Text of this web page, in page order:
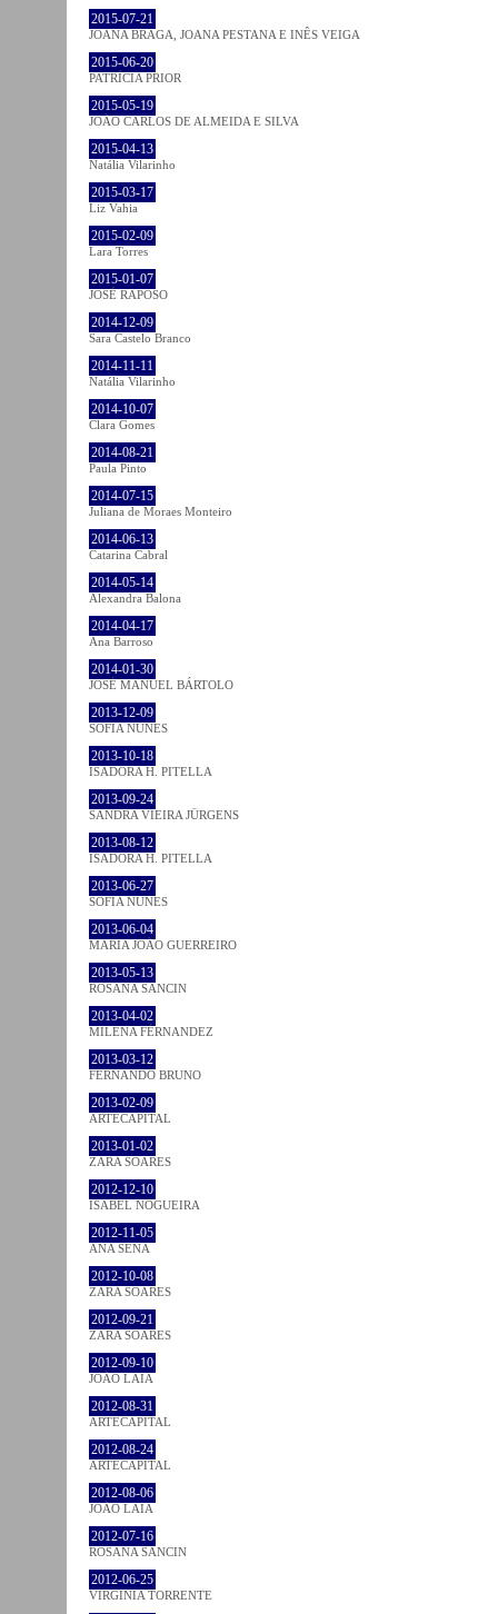
2015-07-21
JOANA BRAGA, JOANA PESTANA E INÊS VEIGA
2015-06-20
PATRÍCIA PRIOR
2015-05-19
JOÃO CARLOS DE ALMEIDA E SILVA
2015-04-13
Natália Vilarinho
2015-03-17
Liz Vahia
2015-02-09
Lara Torres
2015-01-07
JOSÉ RAPOSO
2014-12-09
Sara Castelo Branco
2014-11-11
Natália Vilarinho
2014-10-07
Clara Gomes
2014-08-21
Paula Pinto
2014-07-15
Juliana de Moraes Monteiro
2014-06-13
Catarina Cabral
2014-05-14
Alexandra Balona
2014-04-17
Ana Barroso
2014-01-30
JOSÉ MANUEL BÁRTOLO
2013-12-09
SOFIA NUNES
2013-10-18
ISADORA H. PITELLA
2013-09-24
SANDRA VIEIRA JÜRGENS
2013-08-12
ISADORA H. PITELLA
2013-06-27
SOFIA NUNES
2013-06-04
MARIA JOÃO GUERREIRO
2013-05-13
ROSANA SANCIN
2013-04-02
MILENA FÉRNANDEZ
2013-03-12
FERNANDO BRUNO
2013-02-09
ARTECAPITAL
2013-01-02
ZARA SOARES
2012-12-10
ISABEL NOGUEIRA
2012-11-05
ANA SENA
2012-10-08
ZARA SOARES
2012-09-21
ZARA SOARES
2012-09-10
JOÃO LAIA
2012-08-31
ARTECAPITAL
2012-08-24
ARTECAPITAL
2012-08-06
JOÃO LAIA
2012-07-16
ROSANA SANCIN
2012-06-25
VIRGINIA TORRENTE